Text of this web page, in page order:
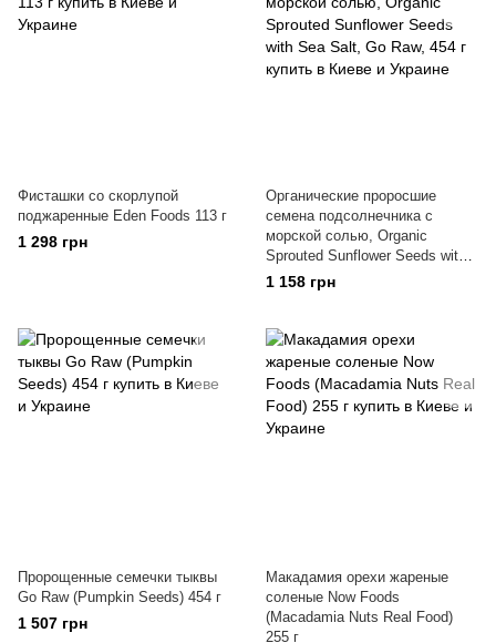
Фисташки со скорлупой
поджаренные Eden Foods 113 г
1 298 грн
Органические проросшие
семена подсолнечника с
морской солью, Organic
Sprouted Sunflower Seeds with
Sea Salt, Go Raw, 454 г
1 158 грн
Пророщенные семечки тыквы
Go Raw (Pumpkin Seeds) 454 г
1 507 грн
Макадамия орехи жареные
соленые Now Foods
(Macadamia Nuts Real Food)
255 г